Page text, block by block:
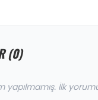
(0)
yapılmamış. İlk